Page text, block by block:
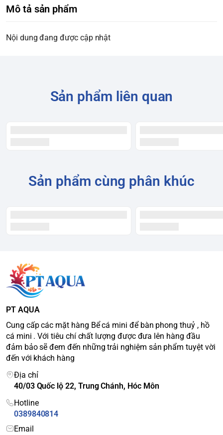
Mô tả sản phẩm
Nội dung đang được cập nhật
Sản phẩm liên quan
Sản phẩm cùng phân khúc
PT AQUA
Cung cấp các mặt hàng Bể cá mini để bàn phong thuỷ , hồ
cá mini . Với tiêu chí chất lượng được đưa lên hàng đầu
đảm bảo sẽ đem đến những trải nghiệm sản phẩm tuyệt vời
đến với khách hàng
Địa chỉ
40/03 Quốc lộ 22, Trung Chánh, Hóc Môn
Hotline
0389840814
Email